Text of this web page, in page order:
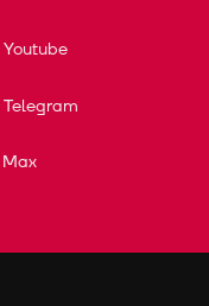
Youtube
Telegram
Max